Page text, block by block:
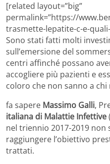
[related layout=”big”
permalink=”https://
trasmette-lepatite-c-e-
Sono stati fatti molti
sull’emersione del
centri affinché possano
accogliere più pazienti e
coloro che non sanno a chi
fa sapere Massimo Galli,
italiana di Malattie Infettive
nel triennio 2017-2019
raggiungere l’obiettivo
trattati.